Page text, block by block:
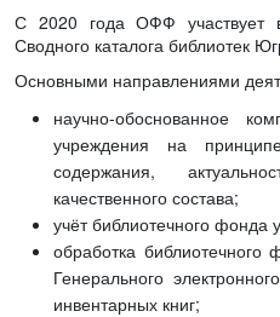
С 2020 года ОФФ участвует
Сводного каталога библиотек
Основными направлениями
научно-обоснованное
учреждения на
содержания,
качественного состава;
учёт библиотечного фонда
обработка
Генерального
инвентарных книг;